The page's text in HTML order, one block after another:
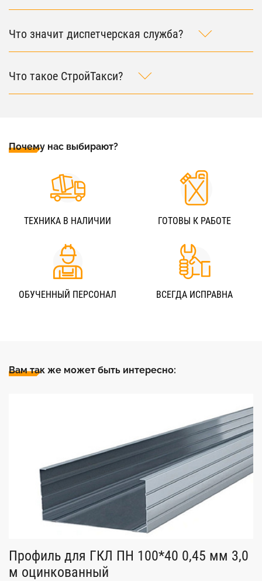
Что значит диспетчерская служба?
Что такое СтройТакси?
Почему нас выбирают?
ТЕХНИКА В НАЛИЧИИ ГОТОВЫ К РАБОТЕ
ОБУЧЕННЫЙ ПЕРСОНАЛ ВСЕГДА ИСПРАВНА
Вам так же может быть интересно:
Профиль для ГКЛ ПН 100*40 0,45 мм 3,0
м оцинкованный